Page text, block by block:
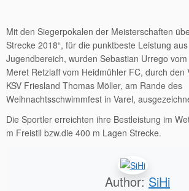
Mit den Siegerpokalen der Meisterschaften
Strecke 2018“, für die punktbeste Leistung
Jugendbereich, wurden Sebastian Urrego
Meret Retzlaff vom Heidmühler FC, durch den
KSV Friesland Thomas Möller, am Rande des
Weihnachtsschwimmfest in Varel,
Die Sportler erreichten ihre Bestleistung im
m Freistil bzw.die 400 m Lagen Strecke.
Author: SiHi